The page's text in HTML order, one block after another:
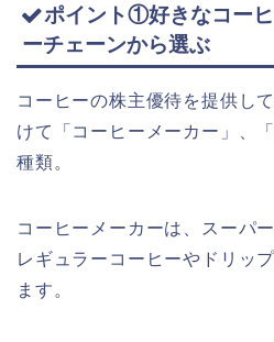
ポイント①好きなコー
ーチェーンから選ぶ
コーヒーの株主優待を提供し
けて「コーヒーメーカー」、
種類。
コーヒーメーカーは、スーパ
レギュラーコーヒーやドリッ
ます。